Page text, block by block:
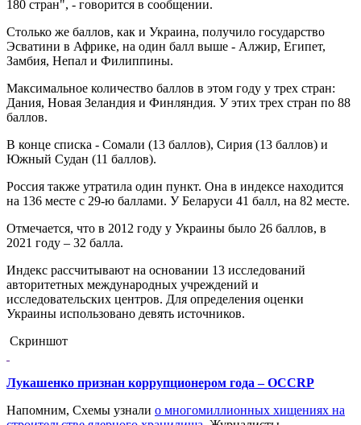
180 стран", - говорится в сообщении.
Столько же баллов, как и Украина, получило государство
Эсватини в Африке, на один балл выше - Алжир, Египет,
Замбия, Непал и Филиппины.
Максимальное количество баллов в этом году у трех стран:
Дания, Новая Зеландия и Финляндия. У этих трех стран по 88
баллов.
В конце списка - Сомали (13 баллов), Сирия (13 баллов) и
Южный Судан (11 баллов).
Россия также утратила один пункт. Она в индексе находится
на 136 месте с 29-ю баллами. У Беларуси 41 балл, на 82 месте.
Отмечается, что в 2012 году у Украины было 26 баллов, в
2021 году – 32 балла.
Индекс рассчитывают на основании 13 исследований
авторитетных международных учреждений и
исследовательских центров. Для определения оценки
Украины использовано девять источников.
Скриншот
Лукашенко признан коррупционером года – OCCRP
Напомним, Схемы узнали о многомиллионных хищениях на